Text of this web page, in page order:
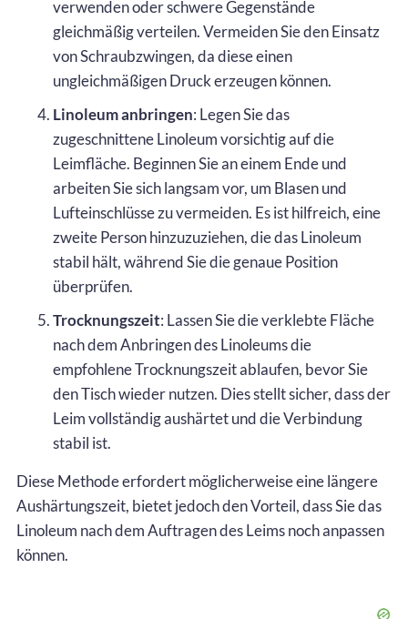
verwenden oder schwere Gegenstände
gleichmäßig verteilen. Vermeiden Sie den Einsatz
von Schraubzwingen, da diese einen
ungleichmäßigen Druck erzeugen können.
Linoleum anbringen: Legen Sie das
zugeschnittene Linoleum vorsichtig auf die
Leimfläche. Beginnen Sie an einem Ende und
arbeiten Sie sich langsam vor, um Blasen und
Lufteinschlüsse zu vermeiden. Es ist hilfreich, eine
zweite Person hinzuzuziehen, die das Linoleum
stabil hält, während Sie die genaue Position
überprüfen.
Trocknungszeit: Lassen Sie die verklebte Fläche
nach dem Anbringen des Linoleums die
empfohlene Trocknungszeit ablaufen, bevor Sie
den Tisch wieder nutzen. Dies stellt sicher, dass der
Leim vollständig aushärtet und die Verbindung
stabil ist.
Diese Methode erfordert möglicherweise eine längere
Aushärtungszeit, bietet jedoch den Vorteil, dass Sie das
Linoleum nach dem Auftragen des Leims noch anpassen
können.